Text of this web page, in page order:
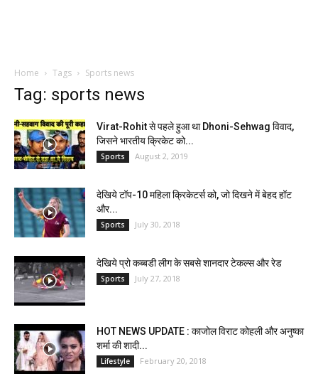
Home Tags Sports news
Tag: sports news
Virat-Rohit से पहले हुआ था Dhoni-Sehwag विवाद,
जिसने भारतीय क्रिकेट को...
Sports August 2, 2019
देखिये टॉप-10 महिला क्रिकेटर्स को, जो दिखने में बेहद हॉट
और...
Sports July 30, 2018
देखिये प्रो कब्बडी लीग के सबसे शानदार टेकल्स और रेड
Sports July 27, 2018
HOT NEWS UPDATE : काजोल विराट कोहली और अनुष्का
शर्मा की शादी...
Lifestyle February 20, 2018